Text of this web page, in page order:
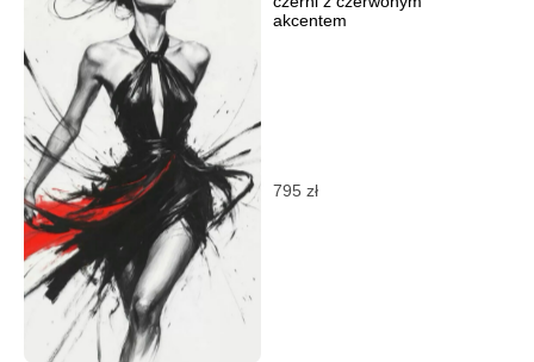
akcentem
795 zł